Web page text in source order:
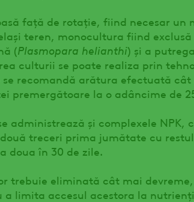
față de rotație, fiind necesar un
teren, monocultura fiind
(Plasmopara helianthi) și a
culturii se poate realiza prin
recomandă arătura efectuată cât
premergătoare la o adâncime de
administrează și complexele NPK,
treceri prima jumătate cu
doua în 30 de zile.
trebuie eliminată cât mai
a limita accesul acestora la